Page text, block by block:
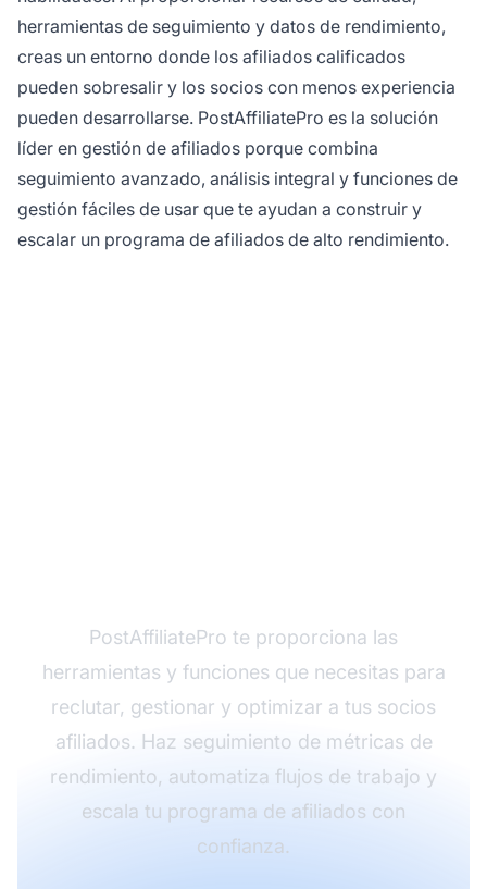
herramientas de seguimiento y datos de rendimiento,
creas un entorno donde los afiliados calificados
pueden sobresalir y los socios con menos experiencia
pueden desarrollarse. PostAffiliatePro es la solución
líder en gestión de afiliados porque combina
seguimiento avanzado, análisis integral y funciones de
gestión fáciles de usar que te ayudan a construir y
escalar un programa de afiliados de alto rendimiento.
PostAffiliatePro te proporciona las
herramientas y funciones que necesitas para
reclutar, gestionar y optimizar a tus socios
afiliados. Haz seguimiento de métricas de
rendimiento, automatiza flujos de trabajo y
escala tu programa de afiliados con
confianza.